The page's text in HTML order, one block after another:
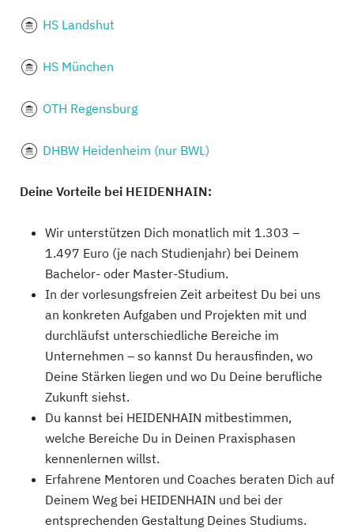
HS Landshut
HS München
OTH Regensburg
DHBW Heidenheim (nur BWL)
Deine Vorteile bei HEIDENHAIN:
Wir unterstützen Dich monatlich mit 1.303 –
1.497 Euro (je nach Studienjahr) bei Deinem
Bachelor- oder Master-Studium.
In der vorlesungsfreien Zeit arbeitest Du bei uns
an konkreten Aufgaben und Projekten mit und
durchläufst unterschiedliche Bereiche im
Unternehmen – so kannst Du herausfinden, wo
Deine Stärken liegen und wo Du Deine berufliche
Zukunft siehst.
Du kannst bei HEIDENHAIN mitbestimmen,
welche Bereiche Du in Deinen Praxisphasen
kennenlernen willst.
Erfahrene Mentoren und Coaches beraten Dich auf
Deinem Weg bei HEIDENHAIN und bei der
entsprechenden Gestaltung Deines Studiums.